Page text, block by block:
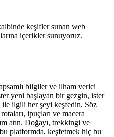
keşifler sunan web
içerikler sunuyoruz.
bilgiler ve ilham verici
yeni başlayan bir gezgin, ister
ilgili her şeyi keşfedin. Söz
ipuçları ve macera
atın. Doğayı, trekkingi ve
platformda, keşfetmek hiç bu